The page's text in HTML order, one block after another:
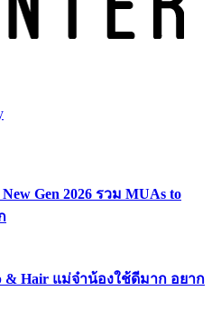
Gen 2026 รวม MUAs to
& Hair แม่จ๋าน้องใช้ดีมาก อยาก